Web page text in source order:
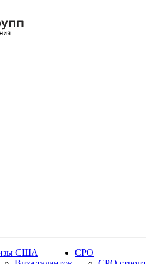
США
СРО